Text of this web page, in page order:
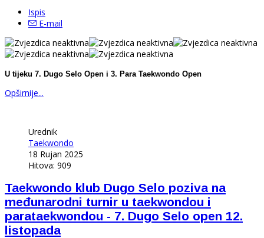
Ispis
E-mail
U tijeku 7. Dugo Selo Open i 3. Para Taekwondo Open
Opširnije...
Urednik
Taekwondo
18 Rujan 2025
Hitova: 909
Taekwondo klub Dugo Selo poziva na
međunarodni turnir u taekwondou i
parataekwondou - 7. Dugo Selo open 12.
listopada